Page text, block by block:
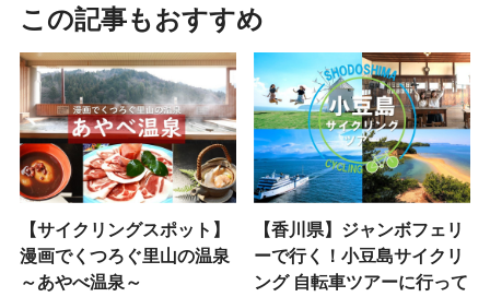
この記事もおすすめ
【サイクリングスポット】
漫画でくつろぐ里山の温泉
～あやべ温泉～
【香川県】ジャンボフェリ
ーで行く！小豆島サイクリ
ング 自転車ツアーに行って